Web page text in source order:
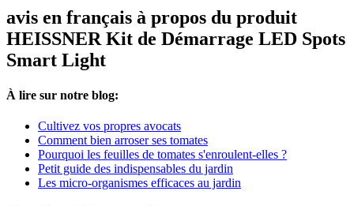
avis en français à propos du produit
HEISSNER Kit de Démarrage LED Spots
Smart Light
À lire sur notre blog:
Cultivez vos propres avocats
Comment bien arroser ses tomates
Pourquoi les feuilles de tomates s'enroulent-elles ?
Petit guide des indispensables du jardin
Les micro-organismes efficaces au jardin